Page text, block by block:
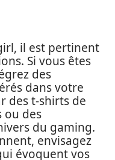
il est pertinent
Si vous êtes
des
dans votre
des t-shirts de
ou des
du gaming.
envisagez
évoquent vos